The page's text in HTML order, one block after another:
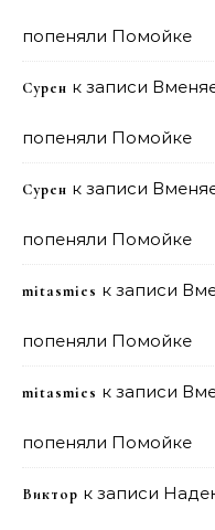
попеняли Помойке
Сурен к записи
попеняли Помойке
Сурен к записи
попеняли Помойке
mitasmies к записи
попеняли Помойке
mitasmies к записи
попеняли Помойке
Виктор к записи